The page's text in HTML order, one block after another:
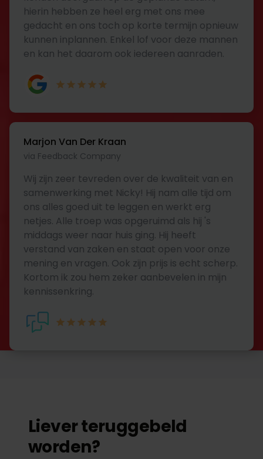
hierin hebben ze heel erg met ons mee
gedacht en ons toch op korte termijn opnieuw
kunnen inplannen. Enkel lof voor deze mannen
en kan het daarom ook iedereen aanraden.
Marjon Van Der Kraan
via Feedback Company
Wij zijn zeer tevreden over de kwaliteit van en
samenwerking met Nicky! Hij nam alle tijd om
ons alles goed uit te leggen en werkt erg
netjes. Alle troep was opgeruimd als hij 's
middags weer naar huis ging. Hij heeft
verstand van zaken en staat open voor onze
mening en vragen. Ook zijn prijs is echt scherp.
Kortom ik zou hem zeker aanbevelen in mijn
kennissenkring.
Liever teruggebeld
worden?